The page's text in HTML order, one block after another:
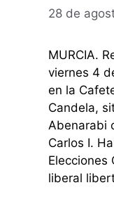
28 de
MURCIA.
viernes 4
en la
Candela,
Abenarabi
Carlos I.
Elecciones
liberal